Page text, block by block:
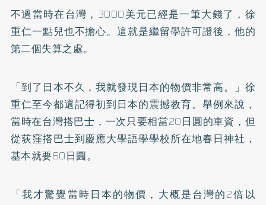
不過當時在台灣，3000美元已經是一筆大錢了，徐
重仁一點兒也不擔心。這就是繼留學許可證後，他的
第二個失算之處。
「到了日本不久，我就發現日本的物價非常高。」徐
重仁至今都還記得初到日本的震撼教育。舉例來說，
當時在台灣搭巴士，一次只要相當20日圓的車資，但
從荻窪搭巴士到慶應大學語學學校所在地春日神社，
基本就要60日圓。
「我才驚覺當時日本的物價，大概是台灣的2倍以